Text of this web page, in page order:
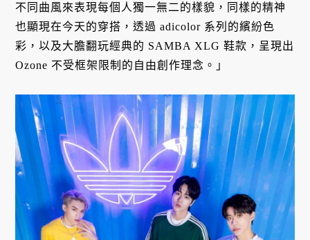
不同曲風來表現每個人獨一無二的樣貌，同樣的精神
也顯現在今天的穿搭，透過 adicolor 系列的繽紛色
彩，以及大膽翻玩經典的 SAMBA XLG 鞋款，呈現出
Ozone 不受框架限制的自由創作理念。」